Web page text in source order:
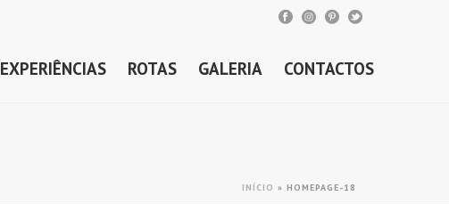
EXPERIÊNCIAS ROTAS GALERIA CONTACTOS
INÍCIO » HOMEPAGE-18